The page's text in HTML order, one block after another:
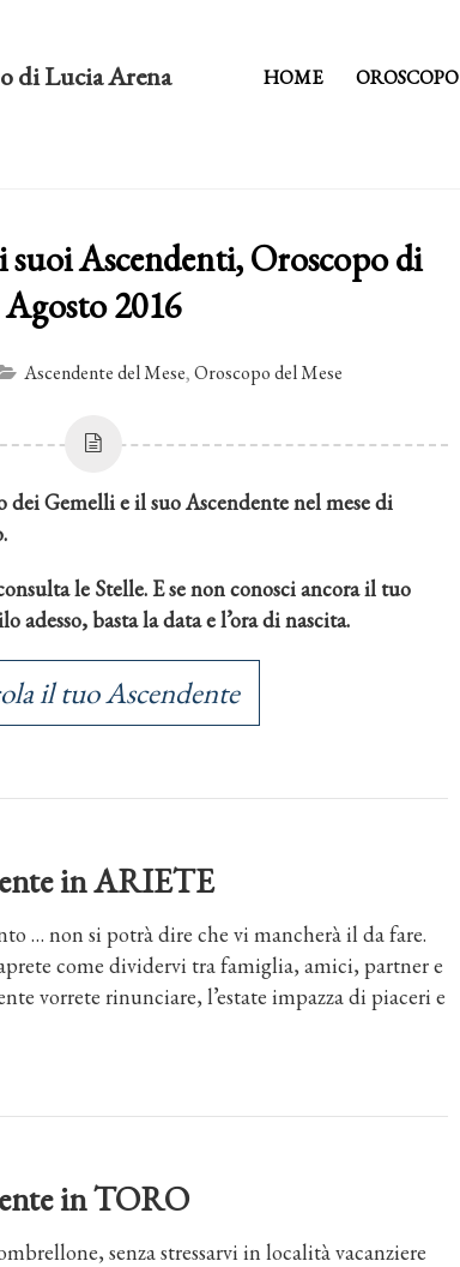
di Lucia Arena HOME OROSCOPO
suoi Ascendenti, Oroscopo di
Agosto 2016
Ascendente del Mese,Oroscopo del Mese
dei Gemelli e il suo Ascendente nel mese di
le Stelle. E se non conosci ancora il tuo
adesso, basta la data e l’ora di nascita.
il tuo Ascendente
in ARIETE
… non si potrà dire che vi mancherà il da fare.
come dividervi tra famiglia, amici, partner e
vorrete rinunciare, l’estate impazza di piaceri e
in TORO
senza stressarvi in località vacanziere